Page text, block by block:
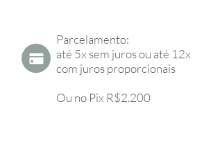
Parcelamento:
até 5x sem juros ou até 12x
com juros proporcionais
Ou no Pix R$2.200